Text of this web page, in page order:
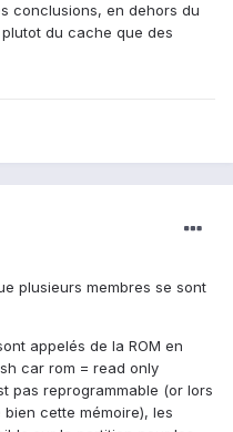
conclusions, en dehors du
du cache que des
plusieurs membres se sont
appelés de la ROM en
car rom = read only
pas reprogrammable (or lors
cette mémoire), les